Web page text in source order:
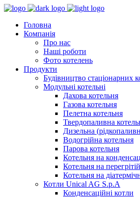
Головна
Компанія
Про нас
Наші роботи
Фото котелень
Продукти
Будівництво стаціонарних
Модульні котельні
Дахова котельня
Газова котельня
Пелетна котельня
Твердопаливна
Дизельна
Водогрійна котельня
Парова котельня
Котельня на
Котельня на
Котельня на
Котли Unical AG S.p.A
Конденсаційні котли